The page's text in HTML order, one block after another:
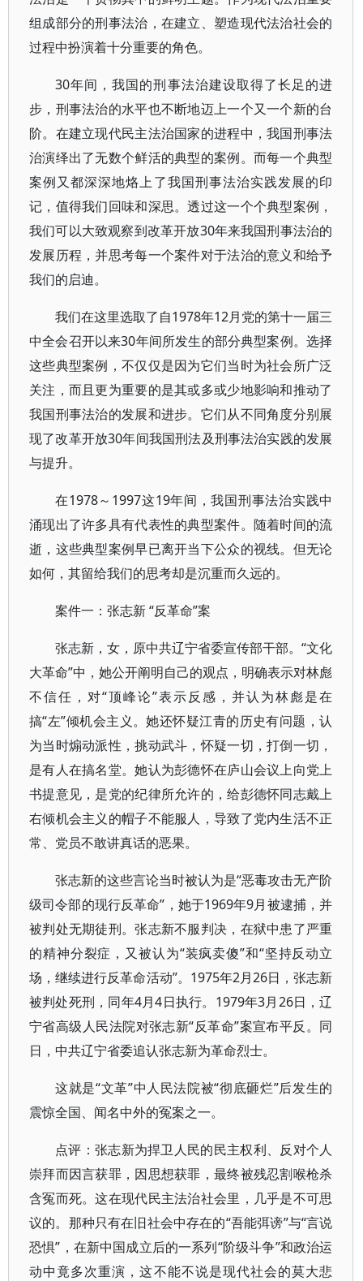
组成部分的刑事法治，在建立、塑造现代法治社会的
过程中扮演着十分重要的角色。
30年间，我国的刑事法治建设取得了长足的进
步，刑事法治的水平也不断地迈上一个又一个新的台
阶。在建立现代民主法治国家的进程中，我国刑事法
治演绎出了无数个鲜活的典型的案例。而每一个典型
案例又都深深地烙上了我国刑事法治实践发展的印
记，值得我们回味和深思。透过这一个个典型案例，
我们可以大致观察到改革开放30年来我国刑事法治的
发展历程，并思考每一个案件对于法治的意义和给予
我们的启迪。
我们在这里选取了自1978年12月党的第十一届三
中全会召开以来30年间所发生的部分典型案例。选择
这些典型案例，不仅仅是因为它们当时为社会所广泛
关注，而且更为重要的是其或多或少地影响和推动了
我国刑事法治的发展和进步。它们从不同角度分别展
现了改革开放30年间我国刑法及刑事法治实践的发展
与提升。
在1978～1997这19年间，我国刑事法治实践中
涌现出了许多具有代表性的典型案件。随着时间的流
逝，这些典型案例早已离开当下公众的视线。但无论
如何，其留给我们的思考却是沉重而久远的。
案件一：张志新 “反革命”案
张志新，女，原中共辽宁省委宣传部干部。“文化
大革命”中，她公开阐明自己的观点，明确表示对林彪
不信任，对“顶峰论”表示反感，并认为林彪是在
搞“左”倾机会主义。她还怀疑江青的历史有问题，认
为当时煽动派性，挑动武斗，怀疑一切，打倒一切，
是有人在搞名堂。她认为彭德怀在庐山会议上向党上
书提意见，是党的纪律所允许的，给彭德怀同志戴上
右倾机会主义的帽子不能服人，导致了党内生活不正
常、党员不敢讲真话的恶果。
张志新的这些言论当时被认为是“恶毒攻击无产阶
级司令部的现行反革命”，她于1969年9月被逮捕，并
被判处无期徒刑。张志新不服判决，在狱中患了严重
的精神分裂症，又被认为“装疯卖傻”和“坚持反动立
场，继续进行反革命活动”。1975年2月26日，张志新
被判处死刑，同年4月4日执行。1979年3月26日，辽
宁省高级人民法院对张志新“反革命”案宣布平反。同
日，中共辽宁省委追认张志新为革命烈士。
这就是“文革”中人民法院被“彻底砸烂”后发生的
震惊全国、闻名中外的冤案之一。
点评：张志新为捍卫人民的民主权利、反对个人
崇拜而因言获罪，因思想获罪，最终被残忍割喉枪杀
含冤而死。这在现代民主法治社会里，几乎是不可思
议的。那种只有在旧社会中存在的“吾能弭谤”与“言说
恐惧”，在新中国成立后的一系列“阶级斗争”和政治运
动中竟多次重演，这不能不说是现代社会的莫大悲